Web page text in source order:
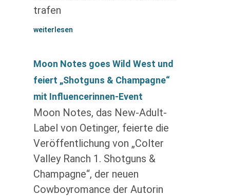
trafen
weiterlesen
Moon Notes goes Wild West und
feiert „Shotguns & Champagne“
mit Influencerinnen-Event
Moon Notes, das New-Adult-
Label von Oetinger, feierte die
Veröffentlichung von „Colter
Valley Ranch 1. Shotguns &
Champagne“, der neuen
Cowboyromance der Autorin